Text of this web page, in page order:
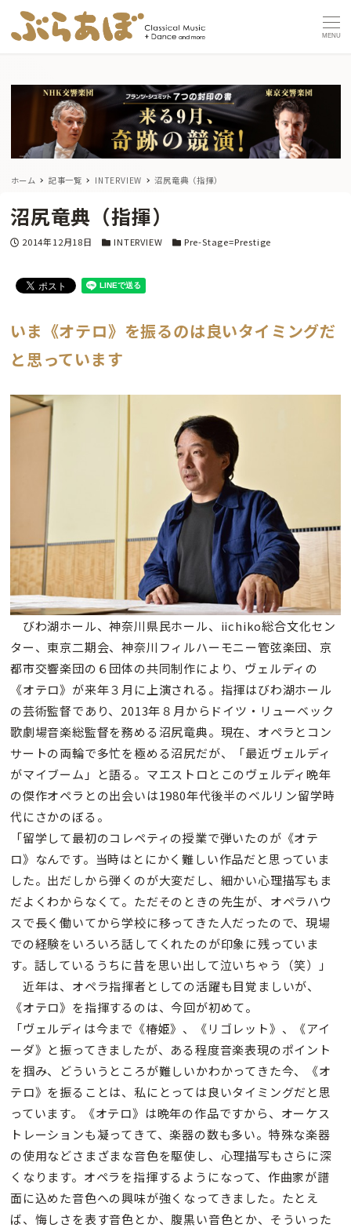
MENU
ホーム 記事一覧 INTERVIEW 沼尻竜典（指揮）
沼尻竜典（指揮）
投稿日
2014年12月18日 カテゴリー
INTERVIEW カテゴリー
Pre-Stage=Prestige
いま《オテロ》を振るのは良いタイミングだ
と思っています
びわ湖ホール、神奈川県民ホール、iichiko総合文化セン
ター、東京二期会、神奈川フィルハーモニー管弦楽団、京
都市交響楽団の６団体の共同制作により、ヴェルディの
《オテロ》が来年３月に上演される。指揮はびわ湖ホール
の芸術監督であり、2013年８月からドイツ・リューベック
歌劇場音楽総監督を務める沼尻竜典。現在、オペラとコン
サートの両輪で多忙を極める沼尻だが、「最近ヴェルディ
がマイブーム」と語る。マエストロとこのヴェルディ晩年
の傑作オペラとの出会いは1980年代後半のベルリン留学時
代にさかのぼる。
「留学して最初のコレペティの授業で弾いたのが《オテ
ロ》なんです。当時はとにかく難しい作品だと思っていま
した。出だしから弾くのが大変だし、細かい心理描写もま
だよくわからなくて。ただそのときの先生が、オペラハウ
スで長く働いてから学校に移ってきた人だったので、現場
での経験をいろいろ話してくれたのが印象に残っていま
す。話しているうちに昔を思い出して泣いちゃう（笑）」
近年は、オペラ指揮者としての活躍も目覚ましいが、
《オテロ》を指揮するのは、今回が初めて。
「ヴェルディは今まで《椿姫》、《リゴレット》、《アイ
ーダ》と振ってきましたが、ある程度音楽表現のポイント
を掴み、どういうところが難しいかわかってきた今、《オ
テロ》を振ることは、私にとっては良いタイミングだと思
っています。《オテロ》は晩年の作品ですから、オーケス
トレーションも凝ってきて、楽器の数も多い。特殊な楽器
の使用などさまざまな音色を駆使し、心理描写もさらに深
くなります。オペラを指揮するようになって、作曲家が譜
面に込めた音色への興味が強くなってきました。たとえ
ば、悔しさを表す音色とか、腹黒い音色とか、そういった